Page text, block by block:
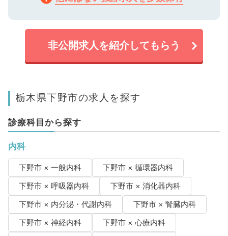
非公開求人を紹介してもらう
栃木県下野市の求人を探す
診療科目から探す
内科
下野市 × 一般内科
下野市 × 循環器内科
下野市 × 呼吸器内科
下野市 × 消化器内科
下野市 × 内分泌・代謝内科
下野市 × 腎臓内科
下野市 × 神経内科
下野市 × 心療内科